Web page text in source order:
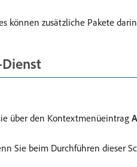
können zusätzliche Pakete
über den Kontextmenüeintrag
Sie beim Durchführen dieser